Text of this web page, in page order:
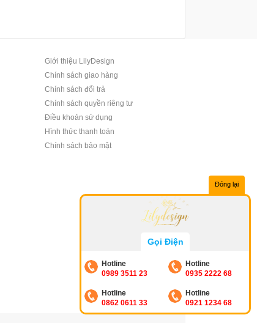
Giới thiệu LilyDesign
Chính sách giao hàng
Chính sách đổi trả
Chính sách quyền riêng tư
Điều khoản sử dụng
Hình thức thanh toán
Chính sách bảo mật
Đóng lại
Gọi Điện
Hotline
0989 3511 23
Hotline
0935 2222 68
Hotline
0862 0611 33
Hotline
0921 1234 68